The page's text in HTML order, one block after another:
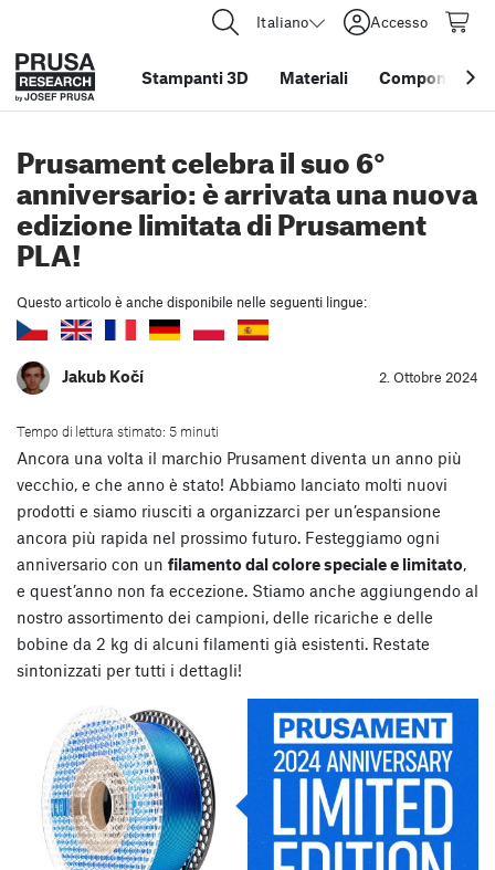
Italiano Accesso
Stampanti 3D Materiali Componenti e
Prusament celebra il suo 6°
anniversario: è arrivata una nuova
edizione limitata di Prusament
PLA!
Questo articolo è anche disponibile nelle seguenti lingue:
Jakub Kočí 2. Ottobre 2024
Tempo di lettura stimato: 5 minuti
Ancora una volta il marchio Prusament diventa un anno più
vecchio, e che anno è stato! Abbiamo lanciato molti nuovi
prodotti e siamo riusciti a organizzarci per un’espansione
ancora più rapida nel prossimo futuro. Festeggiamo ogni
anniversario con un filamento dal colore speciale e limitato,
e quest’anno non fa eccezione. Stiamo anche aggiungendo al
nostro assortimento dei campioni, delle ricariche e delle
bobine da 2 kg di alcuni filamenti già esistenti. Restate
sintonizzati per tutti i dettagli!